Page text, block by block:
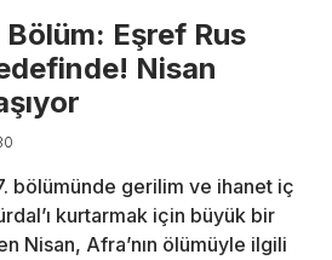
Bölüm: Eşref Rus
Nisan
bölümünde gerilim ve ihanet iç
kurtarmak için büyük bir
Nisan, Afra’nın ölümüyle ilgili